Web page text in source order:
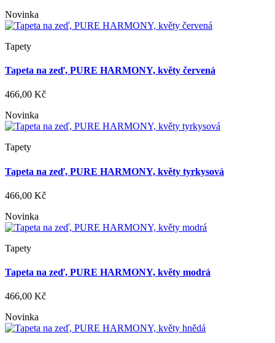
Novinka
Tapety
Tapeta na zeď, PURE HARMONY, květy červená
466,00 Kč
Novinka
Tapety
Tapeta na zeď, PURE HARMONY, květy tyrkysová
466,00 Kč
Novinka
Tapety
Tapeta na zeď, PURE HARMONY, květy modrá
466,00 Kč
Novinka